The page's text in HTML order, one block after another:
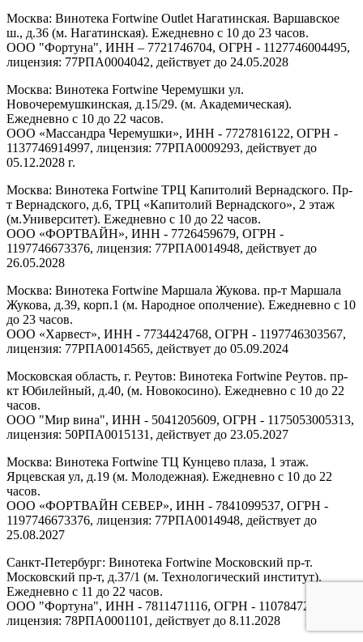
Москва: Винотека Fortwine Outlet Нагатинская. Варшавское
ш., д.36 (м. Нагатинская). Ежедневно с 10 до 23 часов.
ООО "Фортуна", ИНН – 7721746704, ОГРН - 1127746004495,
лицензия: 77РПА0004042, действует до 24.05.2028
Москва: Винотека Fortwine Черемушки ул.
Новочеремушкинская, д.15/29. (м. Академическая).
Ежедневно с 10 до 22 часов.
ООО «Массандра Черемушки», ИНН - 7727816122, ОГРН -
1137746914997, лицензия: 77РПА0009293, действует до
05.12.2028 г.
Москва: Винотека Fortwine ТРЦ Капитолий Вернадского. Пр-
т Вернадского, д.6, ТРЦ «Капитолий Вернадского», 2 этаж
(м.Университет). Ежедневно с 10 до 22 часов.
ООО «ФОРТВАЙН», ИНН - 7726459679, ОГРН -
1197746673376, лицензия: 77РПА0014948, действует до
26.05.2028
Москва: Винотека Fortwine Маршала Жукова. пр-т Маршала
Жукова, д.39, корп.1 (м. Народное ополчение). Ежедневно с 10
до 23 часов.
ООО «Харвест», ИНН - 7734424768, ОГРН - 1197746303567,
лицензия: 77РПА0014565, действует до 05.09.2024
Московская область, г. Реутов: Винотека Fortwine Реутов. пр-
кт Юбилейный, д.40, (м. Новокосино). Ежедневно с 10 до 22
часов.
ООО "Мир вина", ИНН - 5041205609, ОГРН - 1175053005313,
лицензия: 50РПА0015131, действует до 23.05.2027
Москва: Винотека Fortwine ТЦ Кунцево плаза, 1 этаж.
Ярцевская ул, д.19 (м. Молодежная). Ежедневно с 10 до 22
часов.
ООО «ФОРТВАЙН СЕВЕР», ИНН - 7841099537, ОГРН -
1197746673376, лицензия: 77РПА0014948, действует до
25.08.2027
Санкт-Петербург: Винотека Fortwine Московский пр-т.
Московский пр-т, д.37/1 (м. Технологический институт).
Ежедневно с 11 до 22 часов.
ООО "Фортуна", ИНН - 7811471116, ОГРН - 1107847277438,
лицензия: 78РПА0001101, действует до 8.11.2028